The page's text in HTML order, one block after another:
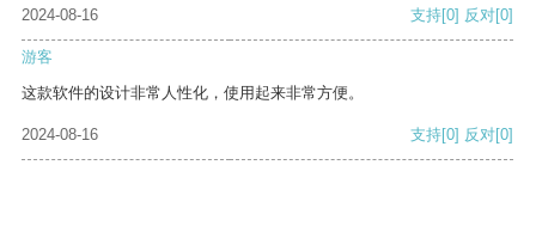
2024-08-16
支持[0] 反对[0]
游客
这款软件的设计非常人性化，使用起来非常方便。
2024-08-16 支持[0] 反对[0]